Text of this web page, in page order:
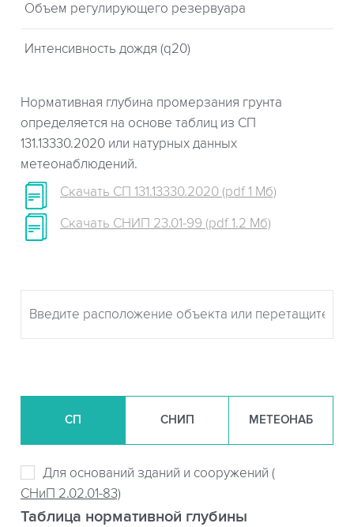
Объем регулирующего резервуара
Интенсивность дождя (q20)
Нормативная глубина промерзания грунта
определяется на основе таблиц из СП
131.13330.2020 или натурных данных
метеонаблюдений.
Скачать СП 131.13330.2020 (pdf 1 Мб)
Скачать СНИП 23.01-99 (pdf 1.2 Мб)
СП СНИП МЕТЕОНАБ
Для оснований зданий и сооружений (
СНиП 2.02.01-83)
Таблица нормативной глубины